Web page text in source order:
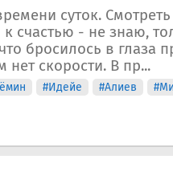
суток.
счастью - не знаю,
бросилось в глаза
нет скорости. В пр...
#Идейе #Алиев